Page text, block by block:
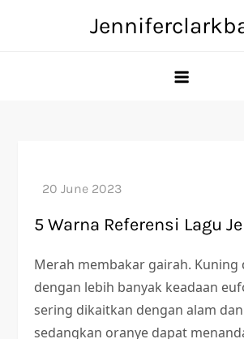
5 Warna Referensi Lagu
Merah membakar gairah. Kuning
dengan lebih banyak keadaan
sering dikaitkan dengan alam
sedangkan oranye dapat